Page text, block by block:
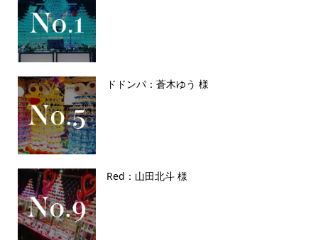
ドドンパ：蒼木ゆう 様
Red：山田北斗 様